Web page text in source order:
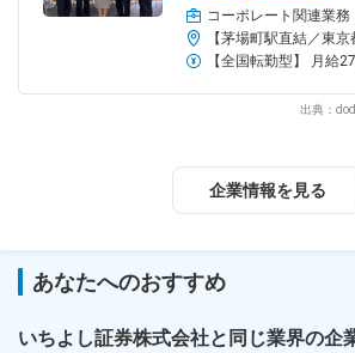
貫いています。
※下記の【中小型成長株について】もぜひご
チーム／組織構成
管理職としても多くの女性社員が活躍中！
※20～40代の方が多く活躍しています！
対象となる方
します♪／営業経験者優遇
出典：
企業情報を見る
あなたへのおすすめ
いちよし証券株式会社と同じ業界の企